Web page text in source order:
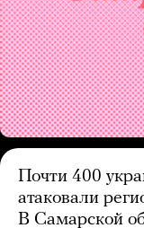
Почти 400
атаковали
В Самарской